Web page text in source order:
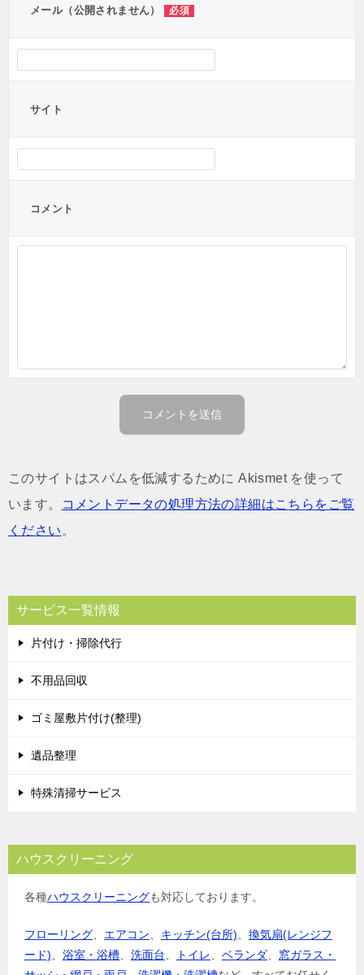
メール（公開されません） 必須
サイト
コメント
このサイトはスパムを低減するために Akismet を使って
います。
コメントデータの処理方法の詳細はこちらをご覧
ください 。
サービス一覧情報
片付け・掃除代行
不用品回収
ゴミ屋敷片付け(整理)
遺品整理
特殊清掃サービス
ハウスクリーニング
各種ハウスクリーニングも対応しております。
フローリング エアコン キッチン(台所)
換気扇(レンジフ
ード)
浴室・浴槽 洗面台 トイレ ベランダ
窓ガラス・